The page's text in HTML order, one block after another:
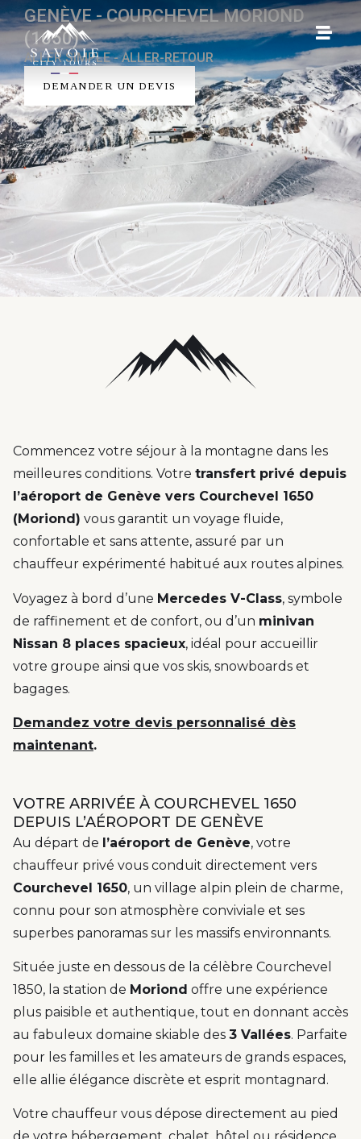
GENÈVE - COURCHEVEL MORIOND
(1650)
ALLER SIMPLE - ALLER-RETOUR
DEMANDER UN DEVIS
Commencez votre séjour à la montagne dans les
meilleures conditions. Votre transfert privé depuis
l’aéroport de Genève vers Courchevel 1650
(Moriond) vous garantit un voyage fluide,
confortable et sans attente, assuré par un
chauffeur expérimenté habitué aux routes alpines.
Voyagez à bord d’une Mercedes V-Class, symbole
de raffinement et de confort, ou d’un minivan
Nissan 8 places spacieux, idéal pour accueillir
votre groupe ainsi que vos skis, snowboards et
bagages.
Demandez votre devis personnalisé dès
maintenant.
VOTRE ARRIVÉE À COURCHEVEL 1650
DEPUIS L’AÉROPORT DE GENÈVE
Au départ de l’aéroport de Genève, votre
chauffeur privé vous conduit directement vers
Courchevel 1650, un village alpin plein de charme,
connu pour son atmosphère conviviale et ses
superbes panoramas sur les massifs environnants.
Située juste en dessous de la célèbre Courchevel
1850, la station de Moriond offre une expérience
plus paisible et authentique, tout en donnant accès
au fabuleux domaine skiable des 3 Vallées. Parfaite
pour les familles et les amateurs de grands espaces,
elle allie élégance discrète et esprit montagnard.
Votre chauffeur vous dépose directement au pied